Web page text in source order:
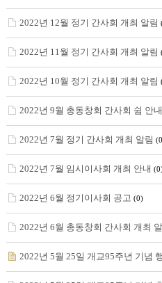
2022년 12월 정기 간사회 개최 알림
2022년 11월 정기 간사회 개최 알림
2022년 10월 정기 간사회 개최 알림
2022년 9월 총동창회 간사회 쉼 안내
2022년 7월 정기 간사회 개최 알림
2022년 7월 임시이사회 개최 안내
2022년 6월 정기이사회 공고 (0)
2022년 6월 총동창회 간사회 개최
2022년 5월 25일 개교95주년 기념